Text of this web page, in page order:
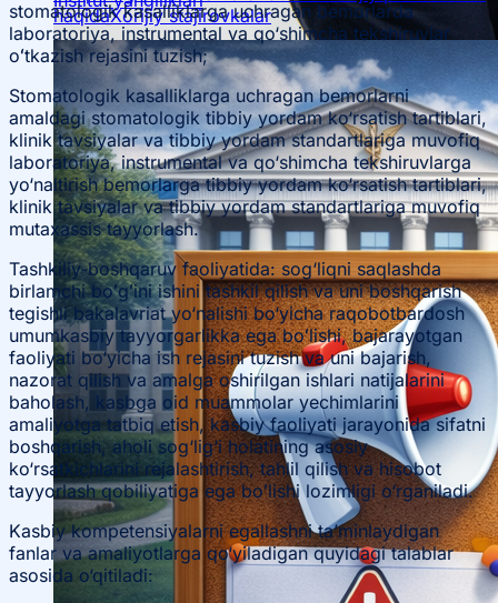
Ta’lim yoʻnalishlari haqida
Bakalavr
haqidaXorijiy stajirovkalar
stomatologik kasalliklarga uchragan bemorlarda
laboratoriya, instrumental va qo‘shimcha tekshiruvlar
oʻtkazish rejasini tuzish;
Stomatologik kasalliklarga uchragan bemorlarni
amaldagi stomatologik tibbiy yordam ko‘rsatish tartiblari,
klinik tavsiyalar va tibbiy yordam standartlariga muvofiq
laboratoriya, instrumental va qo‘shimcha tekshiruvlarga
yo‘naltirish bemorlarga tibbiy yordam ko‘rsatish tartiblari,
klinik tavsiyalar va tibbiy yordam standartlariga muvofiq
mutaxassis tayyorlash.
Tashkiliy-boshqaruv faoliyatida: sog‘liqni saqlashda
birlamchi boʻgʻini ishini tashkil qilish va uni boshqarish
tegishli bakalavriat yo‘nalishi bo‘yicha raqobotbardosh
umumkasbiy tayyorgarlikka ega boʻlishi, bajarayotgan
faoliyati bo‘yicha ish rejasini tuzish va uni bajarish,
nazorat qilish va amalga oshirilgan ishlari natijalarini
baholash, kasbga oid muammolar yechimlarini
amaliyotga tatbiq etish, kasbiy faoliyati jarayonida sifatni
boshqarish, aholi sog‘lig‘i holatining asosiy
ko‘rsatkichlarini rejalashtirish, tahlil qilish va hisobot
tayyorlash qobiliyatiga ega boʻlishi lozimligi o‘rganiladi.
Kasbiy kompetensiyalarni egallashni ta’minlaydigan
fanlar va amaliyotlarga qo‘yiladigan quyidagi talablar
asosida o‘qitiladi: